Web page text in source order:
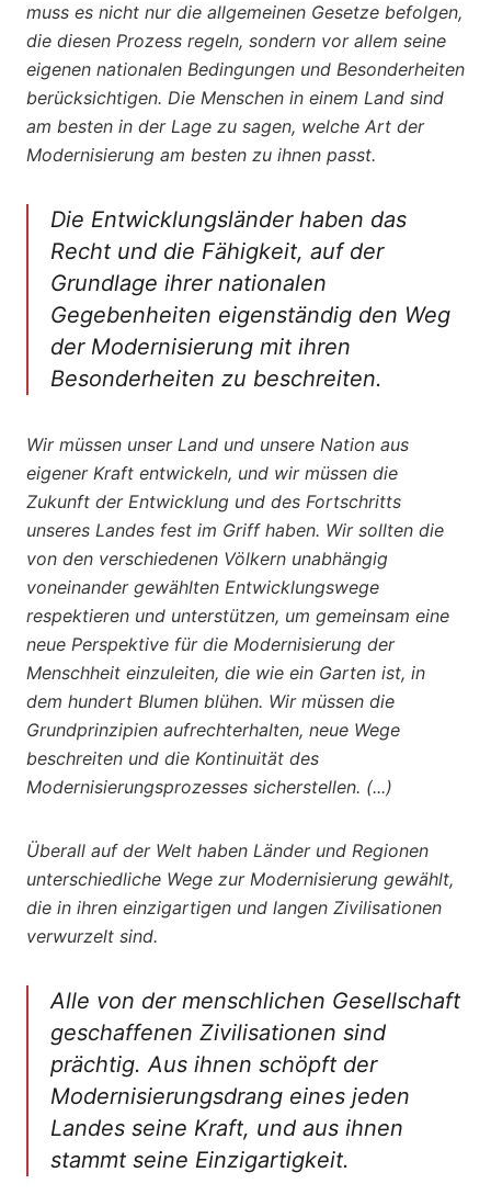
muss es nicht nur die allgemeinen Gesetze befolgen,
die diesen Prozess regeln, sondern vor allem seine
eigenen nationalen Bedingungen und Besonderheiten
berücksichtigen. Die Menschen in einem Land sind
am besten in der Lage zu sagen, welche Art der
Modernisierung am besten zu ihnen passt.
Die Entwicklungsländer haben das
Recht und die Fähigkeit, auf der
Grundlage ihrer nationalen
Gegebenheiten eigenständig den Weg
der Modernisierung mit ihren
Besonderheiten zu beschreiten.
Wir müssen unser Land und unsere Nation aus
eigener Kraft entwickeln, und wir müssen die
Zukunft der Entwicklung und des Fortschritts
unseres Landes fest im Griff haben. Wir sollten die
von den verschiedenen Völkern unabhängig
voneinander gewählten Entwicklungswege
respektieren und unterstützen, um gemeinsam eine
neue Perspektive für die Modernisierung der
Menschheit einzuleiten, die wie ein Garten ist, in
dem hundert Blumen blühen. Wir müssen die
Grundprinzipien aufrechterhalten, neue Wege
beschreiten und die Kontinuität des
Modernisierungsprozesses sicherstellen. (...)
Überall auf der Welt haben Länder und Regionen
unterschiedliche Wege zur Modernisierung gewählt,
die in ihren einzigartigen und langen Zivilisationen
verwurzelt sind.
Alle von der menschlichen Gesellschaft
geschaffenen Zivilisationen sind
prächtig. Aus ihnen schöpft der
Modernisierungsdrang eines jeden
Landes seine Kraft, und aus ihnen
stammt seine Einzigartigkeit.